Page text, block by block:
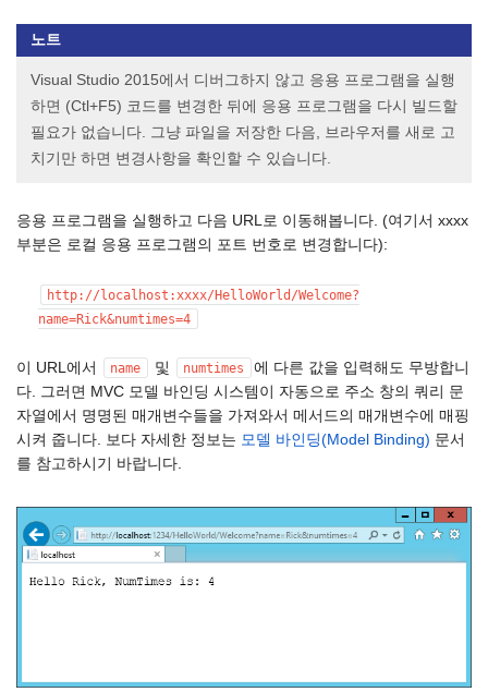
노트
Visual Studio 2015에서 디버그하지 않고 응용 프로그램을 실행
하면 (Ctl+F5) 코드를 변경한 뒤에 응용 프로그램을 다시 빌드할
필요가 없습니다. 그냥 파일을 저장한 다음, 브라우저를 새로 고
치기만 하면 변경사항을 확인할 수 있습니다.
응용 프로그램을 실행하고 다음 URL로 이동해봅니다. (여기서 xxxx
부분은 로컬 응용 프로그램의 포트 번호로 변경합니다):
http://localhost:xxxx/HelloWorld/Welcome?
name=Rick&numtimes=4
이 URL에서 name 및 numtimes
에 다른 값을 입력해도 무방합니
다. 그러면 MVC 모델 바인딩 시스템이 자동으로 주소 창의 쿼리 문
자열에서 명명된 매개변수들을 가져와서 메서드의 매개변수에 매핑
시켜 줍니다. 보다 자세한 정보는 모델 바인딩(Model Binding) 문서
를 참고하시기 바랍니다.